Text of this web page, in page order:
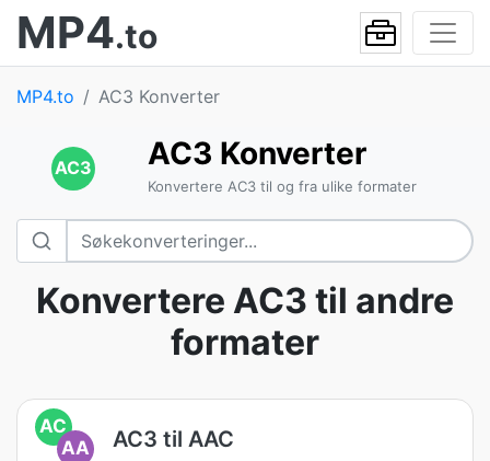
MP4.to
MP4.to AC3 Konverter
AC3 AC3 Konverter
Konvertere AC3 til og fra ulike formater
Konvertere AC3 til andre
formater
AC
AA
AC3 til AAC